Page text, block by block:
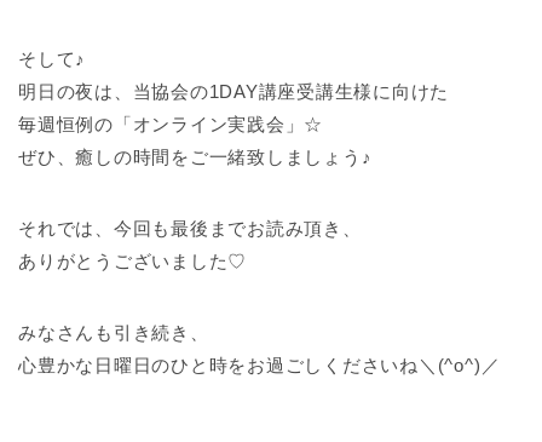
そして♪
明日の夜は、当協会の1DAY講座受講生様に向けた
毎週恒例の「オンライン実践会」☆
ぜひ、癒しの時間をご一緒致しましょう♪
それでは、今回も最後までお読み頂き、
ありがとうございました♡
みなさんも引き続き、
心豊かな日曜日のひと時をお過ごしくださいね＼(^o^)／